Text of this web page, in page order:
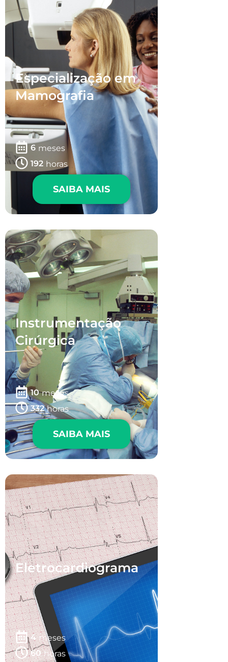
Especialização em
Mamografia
6 meses
192 horas
SAIBA MAIS
Instrumentação
Cirúrgica
10 meses
332 horas
SAIBA MAIS
Eletrocardiograma
4 meses
60 horas